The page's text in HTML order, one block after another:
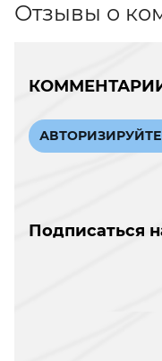
Отзывы о
Подписаться